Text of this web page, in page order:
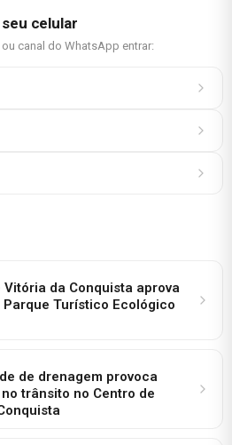
celular
canal do WhatsApp entrar:
Vitória da Conquista aprova
Turístico Ecológico
de drenagem provoca
trânsito no Centro de